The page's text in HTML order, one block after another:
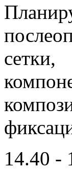
сетки,
14.40 -